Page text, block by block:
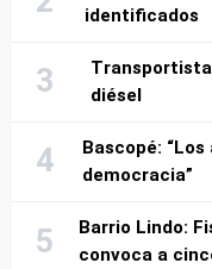
identificados
diésel
Bascopé:
democracia”
Barrio Lindo:
convoca a